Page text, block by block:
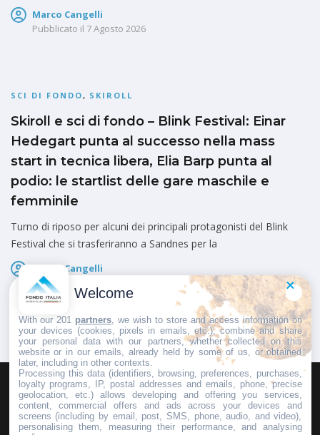
Marco Cangelli
Pubblicato il 7 Agosto 2026
SCI DI FONDO, SKIROLL
Skiroll e sci di fondo – Blink Festival: Einar
Hedegart punta al successo nella mass
start in tecnica libera, Elia Barp punta al
podio: le startlist delle gare maschile e
femminile
Turno di riposo per alcuni dei principali protagonisti del Blink
Festival che si trasferiranno a Sandnes per la
Marco Cangelli
Pubblicato il
HOMEPAGEREDAZIONEINVIA UN COMUNICATO STAMPA
PUBBLICITÀSCRIVI AL DIRETTORE
Welcome
With our 201 partners , we wish to store and access information on
your devices (cookies, pixels in emails, etc.), combine and share
your personal data with our partners, whether collected on this
website or in our emails, already held by some of us, or obtained
later, including in other contexts.
Processing this data (identifiers, browsing, preferences, purchases,
loyalty programs, IP, postal addresses and emails, phone, precise
geolocation, etc.) allows developing and offering you services,
content, commercial offers and ads across your devices and
screens (including by email, post, SMS, phone, audio, and video),
personalising them, measuring their performance, and analysing